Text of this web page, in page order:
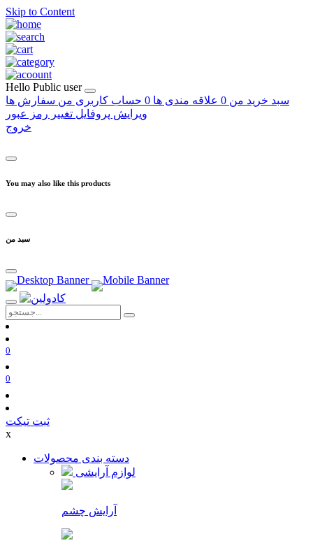
Skip to Content
Hello Public user
سبد خرید من 0 علاقه مندی ها 0 حساب کاربری من سفارش ها
ویرایش پروفایل تغییر رمز عبور
خروج
You may also like this products
سبد من
0
0
ثبت تیکت
x
دسته بندی محصولات
لوازم آرایشی
آرایش چشم